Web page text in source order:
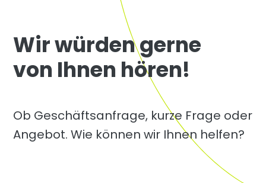
Wir würden gerne
von Ihnen hören!
Ob Geschäftsanfrage, kurze Frage oder
Angebot. Wie können wir Ihnen helfen?